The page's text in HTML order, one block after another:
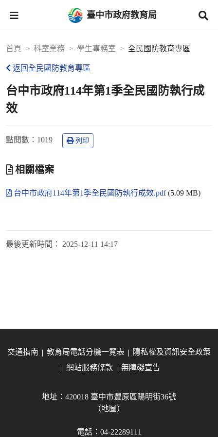
臺中市政府教育局
首頁 科室業務 學生事務室 全民國防教育專區
返回全民國防教育專區
台中市政府114年第1季全民國防執行成
效
點閱數 ：1019 列印
相關檔案
台中市政府114年第1季全民國防執行成效.pdf(5.09 MB)
最後更新時間： 2025-12-11 14:17
交通指南 教育局電話分機一覽表
隱私權及資訊安全政策
網站服務條款
無障礙宣告
地址：420018 臺中市豐原區陽明街36號
（地圖）
電話：04-22289111